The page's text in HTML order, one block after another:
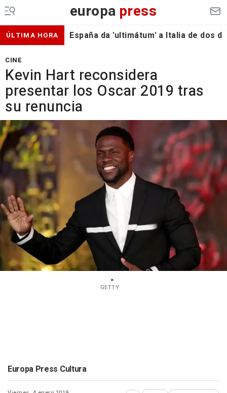
europa press
ÚLTIMA HORA España da 'ultimátum' a Italia de dos
CINE
Kevin Hart reconsidera
presentar los Oscar 2019 tras
su renuncia
GETTY
Europa Press Cultura